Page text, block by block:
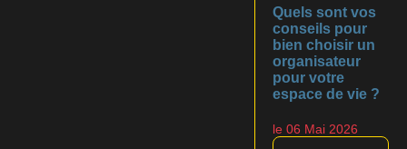
Quels sont vos
conseils pour
bien choisir un
organisateur
pour votre
espace de vie ?
le 06 Mai 2026